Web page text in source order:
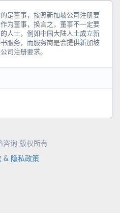
是董事，按照新加坡公司注册要
为董事，换言之，董事不一定要
人士，例如中国大陆人士成立新
服务，而服务商是会提供新加坡
司注册要求。
询 版权所有
& 隐私政策